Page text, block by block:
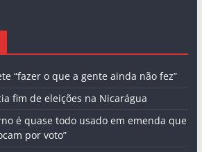
“fazer o que a gente ainda não fez”
fim de eleições na Nicarágua
é quase todo usado em emenda que
por voto”